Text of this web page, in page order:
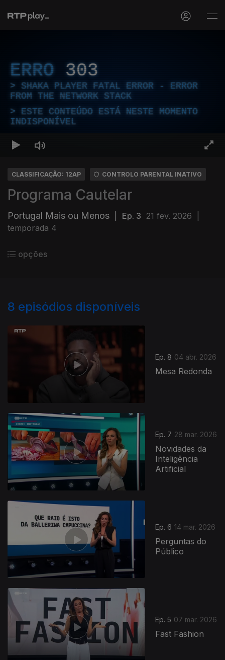
ERRO 303
SHAKA PLAYER FATAL ERROR - ERROR
FROM THE NETWORK STACK
ESTE CONTEÚDO ESTÁ NESTE MOMENTO
INDISPONÍVEL
CLASSIFICAÇÃO: 12AP CONTROLO PARENTAL INATIVO
Programa Cautelar
Portugal Mais ou Menos Ep. 3 21 fev. 2026
temporada 4
opções
8 episódios disponíveis
Ep. 8 04 abr. 2026
Mesa Redonda
Ep. 7 28 mar. 2026
Novidades da
Inteligência
Artificial
Ep. 6 14 mar. 2026
Perguntas do
Público
Ep. 5 07 mar. 2026
Fast Fashion